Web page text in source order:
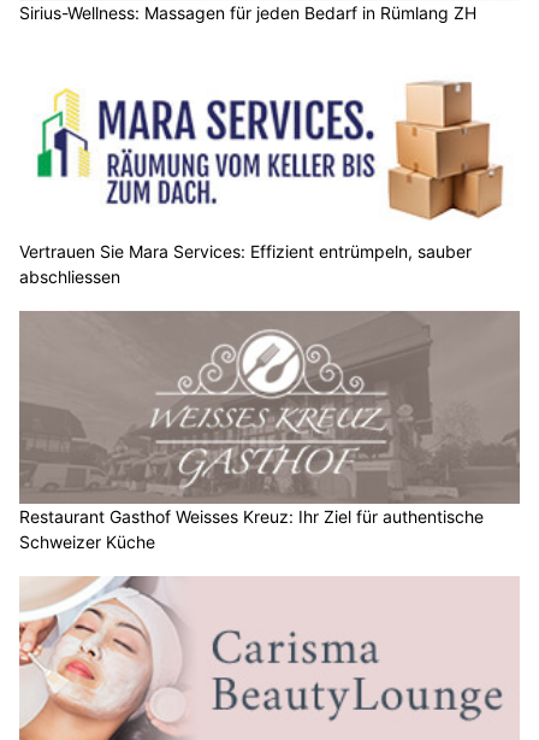
Sirius-Wellness: Massagen für jeden Bedarf in Rümlang ZH
Vertrauen Sie Mara Services: Effizient entrümpeln, sauber
abschliessen
Restaurant Gasthof Weisses Kreuz: Ihr Ziel für authentische
Schweizer Küche